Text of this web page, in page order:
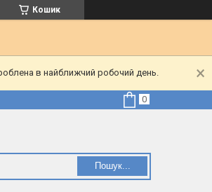
Кошик
в найближчий робочий день.
Пошук...